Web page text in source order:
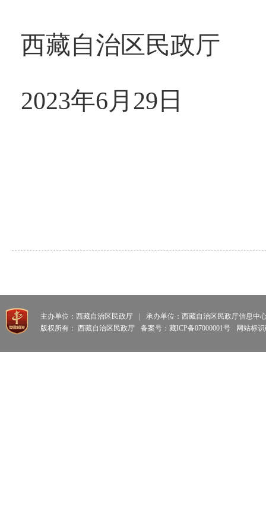
西藏自治区民政厅
2023年6月29日
主办单位：西藏自治区民政厅
承办单位：西藏自治区民政厅信息中
版权所有： 西藏自治区民政厅
备案号：藏ICP备07000001号 网站标识